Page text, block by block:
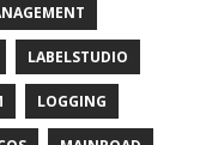
LABELSTUDIO
LOGGING